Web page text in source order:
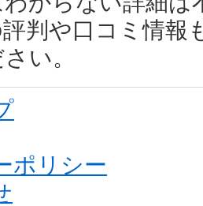
判や口コミ情
い。
ポリシー